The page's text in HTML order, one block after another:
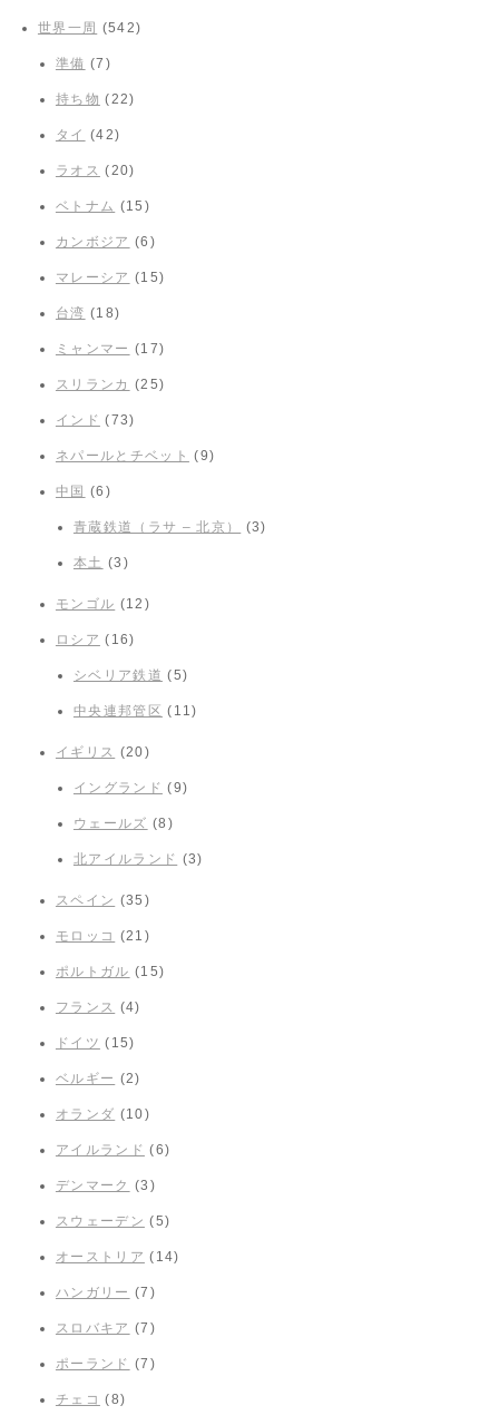
世界一周 (542)
準備 (7)
持ち物 (22)
タイ (42)
ラオス (20)
ベトナム (15)
カンボジア (6)
マレーシア (15)
台湾 (18)
ミャンマー (17)
スリランカ (25)
インド (73)
ネパールとチベット (9)
中国 (6)
青蔵鉄道（ラサ – 北京） (3)
本土 (3)
モンゴル (12)
ロシア (16)
シベリア鉄道 (5)
中央連邦管区 (11)
イギリス (20)
イングランド (9)
ウェールズ (8)
北アイルランド (3)
スペイン (35)
モロッコ (21)
ポルトガル (15)
フランス (4)
ドイツ (15)
ベルギー (2)
オランダ (10)
アイルランド (6)
デンマーク (3)
スウェーデン (5)
オーストリア (14)
ハンガリー (7)
スロバキア (7)
ポーランド (7)
チェコ (8)